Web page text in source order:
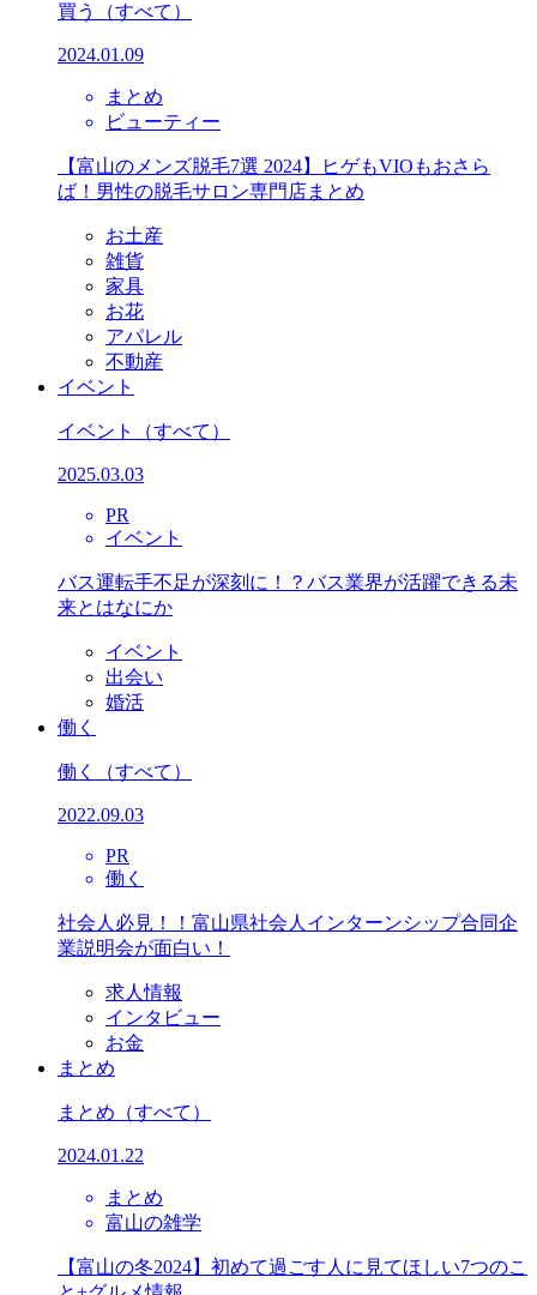
買う （すべて）
2024.01.09
まとめ
ビューティー
【富山のメンズ脱毛7選 2024】ヒゲもVIOもおさら
ば！男性の脱毛サロン専門店まとめ
お土産
雑貨
家具
お花
アパレル
不動産
イベント
イベント （すべて）
2025.03.03
PR
イベント
バス運転手不足が深刻に！？バス業界が活躍できる未
来とはなにか
イベント
出会い
婚活
働く
働く （すべて）
2022.09.03
PR
働く
社会人必見！！富山県社会人インターンシップ合同企
業説明会が面白い！
求人情報
インタビュー
お金
まとめ
まとめ （すべて）
2024.01.22
まとめ
富山の雑学
【富山の冬2024】初めて過ごす人に見てほしい7つのこ